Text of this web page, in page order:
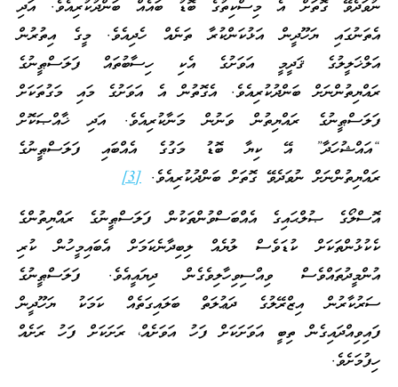
ނުވަދެވޭ ގޮތަށް އެ މިސްކިތުގެ ބޮޑު ބައެއް ބަންދުކުރިއެވެ. އަދި
އެތަނުގައި ޔަހޫދީން އަޅުކަންކުރާ ތަނެއް ހެދިއެވެ. މީގެ އިތުރުން
އަލްޚަލީލުގެ ޤަދީމީ އަވަށުގެ އެކި ހިސާބުތައް ފަލަސްޠީނުގެ
ރައްޔިތުންނަށް ބަންދުކުރިއެވެ. އެގޮތުން އެ އަވަށުގެ މައި މަގުތަކަށް
ފަލަސްޠީނުގެ ރައްޔިތުން ވަނުން މަނާކުރިއެވެ. އަދި ޚާއްޞަކޮށް
“އައްޝުހަދާ” އޭ ކިޔާ ބޮޑު މަގުގެ އެއްބައި ފަލަސްޠީނުގެ
ރައްޔިތުންނަށް ނުވަދެވޭ ގޮތަށް ބަންދުކުރިއެވެ. [3]
އޮސްލޯގެ ޞުލްޙައިގެ އެއްބަސްވުންތަކުން ފަލަސްޠީނުގެ ރައްޔިތުންގެ
ކެކުޅުންތަކަށް ކުޑަވެސް ލުޔެއް ލިބިދާނެކަމަށް އެބައިމީހުން ކުރި
އުންމީދުތައްވެސް ވިއްސިވިހާލިވެގެން ދިޔައީއެވެ. ފަލަސްޠީނުގެ
ސަރުކާރުން އިޒްރޭލުގެ ދަޢުލަތް ބަލައިގަތެއް ކަމަކު ޔަހޫދީން
ފައިވިއްދައިގެން ތިބީ އަވަށަކަށް ފަހު އަވަށެއް، ރަށަކަށް ފަހު ރަށެއް
ހިފުމަށެވެ.